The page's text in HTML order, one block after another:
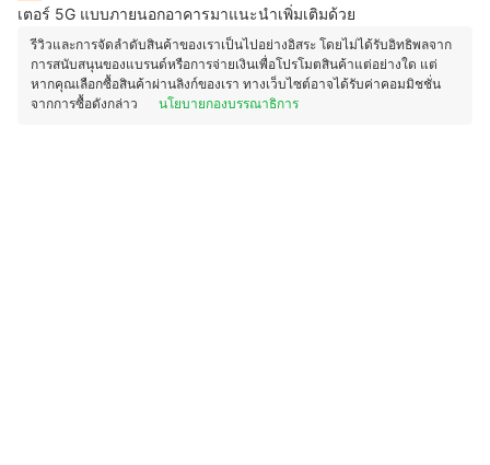
เตอร์ 5G แบบภายนอกอาคารมาแนะนำเพิ่มเติมด้วย
รีวิวและการจัดลำดับสินค้าของเราเป็นไปอย่างอิสระ โดยไม่ได้รับอิทธิพลจาก
การสนับสนุนของแบรนด์หรือการจ่ายเงินเพื่อโปรโมตสินค้าแต่อย่างใด แต่
หากคุณเลือกซื้อสินค้าผ่านลิงก์ของเรา ทางเว็บไซต์อาจได้รับค่าคอมมิชชั่น
จากการซื้อดังกล่าว
นโยบายกองบรรณาธิการ